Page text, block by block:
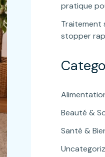
pratique
Traitement
stopper
Beauté &
Santé &